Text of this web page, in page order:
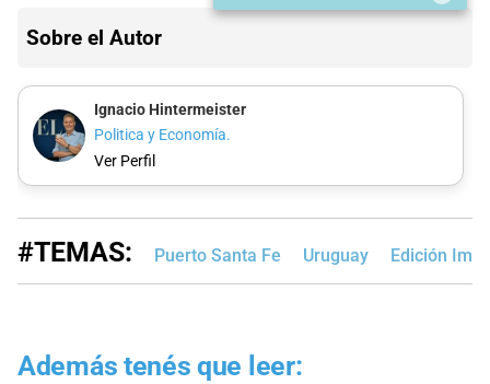
Sobre el Autor
Ignacio Hintermeister
Politica y Economía.
Ver Perfil
#TEMAS: Puerto Santa Fe Uruguay Edición
Además tenés que leer: